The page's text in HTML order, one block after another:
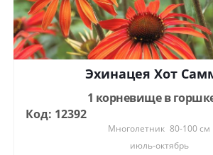
Эхинацея Хот
1 корневище в
Код: 12392
Многолетник 80-100 см
июль-октябрь